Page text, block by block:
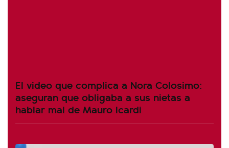
El video que complica a Nora Colosimo:
aseguran que obligaba a sus nietas a
hablar mal de Mauro Icardi